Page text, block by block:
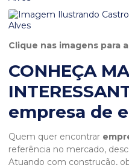
Clique nas imagens para
CONHEÇA
empresa de
Quem quer encontrar
referência no mercado,
Atuando com construção,